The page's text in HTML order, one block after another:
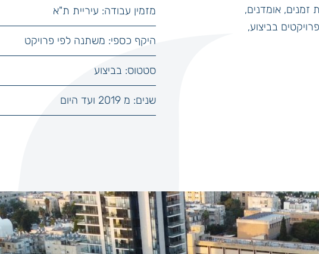
זמנים, אומדנים,
בביצוע,
מזמין עבודה: עיריית ת"א
היקף כספי: משתנה לפי פרויקט
סטטוס: בביצוע
שנים: מ 2019 ועד היום